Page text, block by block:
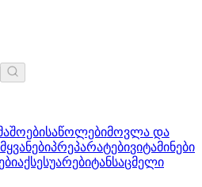
საწოლებიმოვლა და
პრეპარატებივიტამინები
აქსესუარებიტანსაცმელი